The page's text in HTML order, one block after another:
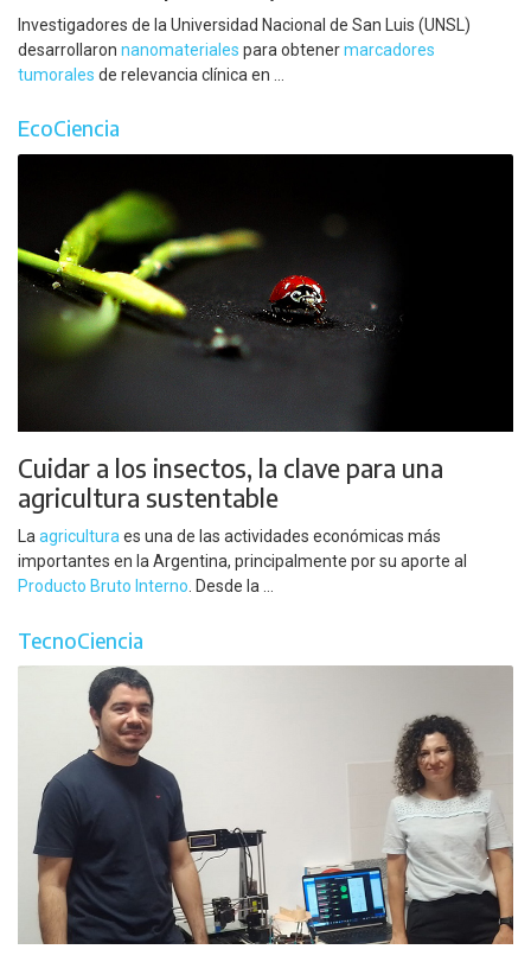
Investigadores de la Universidad Nacional de San Luis (UNSL)
desarrollaron nanomateriales para obtenermarcadores
tumorales de relevancia clínica en ...
EcoCiencia
Cuidar a los insectos, la clave para una
agricultura sustentable
Laagriculturaes una de las actividades económicas más
importantes en la Argentina, principalmente por su aporte al
Producto Bruto Interno. Desde la ...
TecnoCiencia